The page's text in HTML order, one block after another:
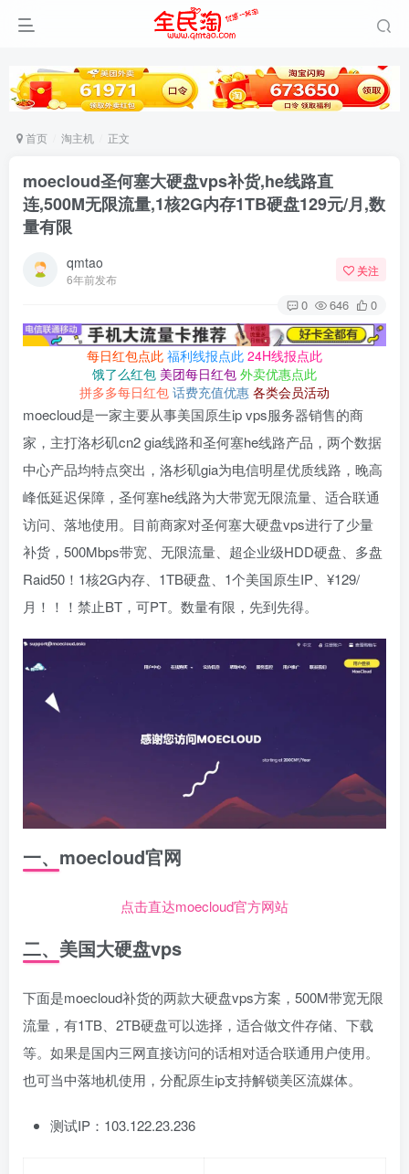
首页 淘主机 正文
moecloud圣何塞大硬盘vps补货,he线路直
连,500M无限流量,1核2G内存1TB硬盘129元/月,数
量有限
qmtao
6年前发布
关注
0 646 0
每日红包点此 福利线报点此 24H线报点此
饿了么红包 美团每日红包 外卖优惠点此
拼多多每日红包 话费充值优惠 各类会员活动
moecloud是一家主要从事美国原生ip vps服务器销售的商
家，主打洛杉矶cn2 gia线路和圣何塞he线路产品，两个数据
中心产品均特点突出，洛杉矶gia为电信明星优质线路，晚高
峰低延迟保障，圣何塞he线路为大带宽无限流量、适合联通
访问、落地使用。目前商家对圣何塞大硬盘vps进行了少量
补货，500Mbps带宽、无限流量、超企业级HDD硬盘、多盘
Raid50！1核2G内存、1TB硬盘、1个美国原生IP、¥129/
月！！！禁止BT，可PT。数量有限，先到先得。
一、moecloud官网
点击直达moecloud官方网站
二、美国大硬盘vps
下面是moecloud补货的两款大硬盘vps方案，500M带宽无限
流量，有1TB、2TB硬盘可以选择，适合做文件存储、下载
等。如果是国内三网直接访问的话相对适合联通用户使用。
也可当中落地机使用，分配原生ip支持解锁美区流媒体。
测试IP：103.122.23.236